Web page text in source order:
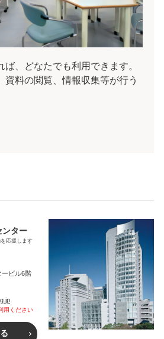
、どなたでも利用できます。
資料の閲覧、情報収集等が行う
ンター
応援します
ービル6階
用ください